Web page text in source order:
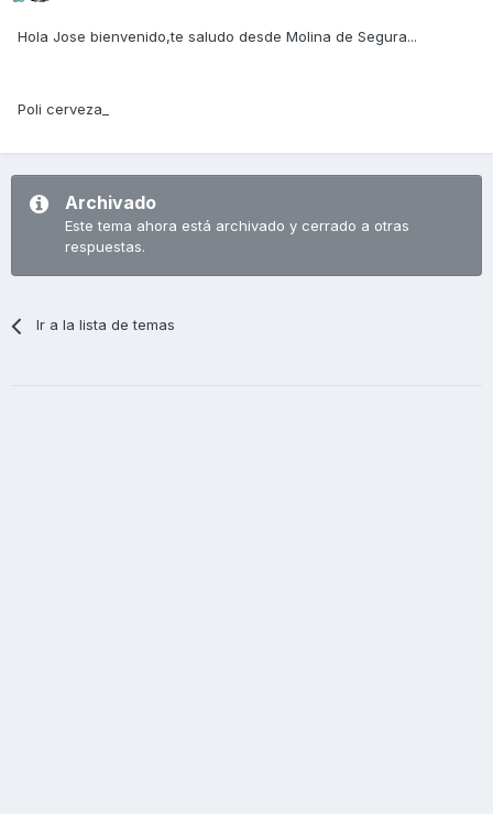
Hola Jose bienvenido,te saludo desde Molina de Segura...
Poli cerveza_
Archivado
Este tema ahora está archivado y cerrado a otras
respuestas.
Ir a la lista de temas